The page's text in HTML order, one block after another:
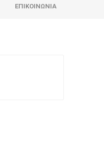
ΕΠΙΚΟΙΝΩΝΊΑ